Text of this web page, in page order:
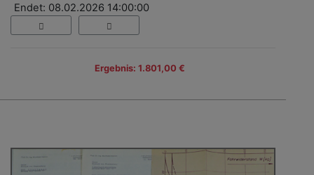
Endet: 08.02.2026 14:00:00
Ergebnis: 1.801,00 €